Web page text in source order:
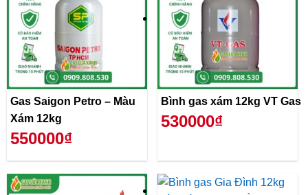
Gas Saigon Petro – Màu
Xám 12kg
550000₫
Bình gas xám 12kg VT Gas
530000₫